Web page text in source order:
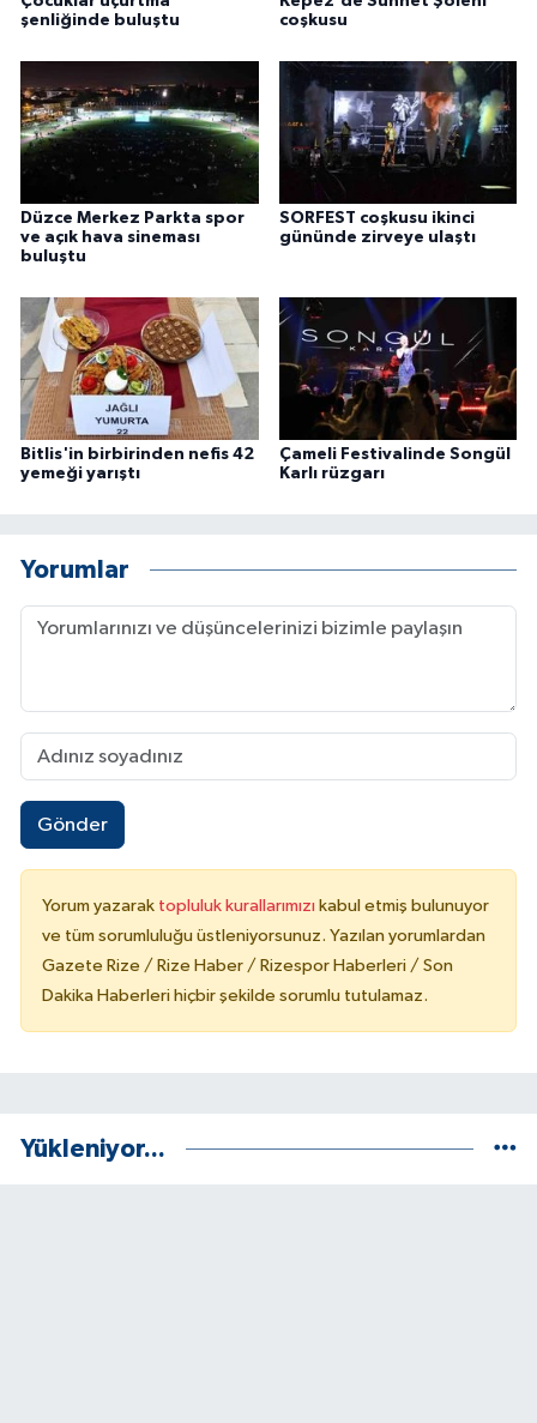
şenliğinde buluştu
coşkusu
Düzce Merkez Parkta spor
ve açık hava sineması
buluştu
SORFEST coşkusu ikinci
gününde zirveye ulaştı
Bitlis'in birbirinden nefis 42
yemeği yarıştı
Çameli Festivalinde Songül
Karlı rüzgarı
Yorumlar
Gönder
Yorum yazarak topluluk kurallarımızı kabul etmiş bulunuyor
ve tüm sorumluluğu üstleniyorsunuz. Yazılan yorumlardan
Gazete Rize / Rize Haber / Rizespor Haberleri / Son
Dakika Haberleri hiçbir şekilde sorumlu tutulamaz.
Yükleniyor...